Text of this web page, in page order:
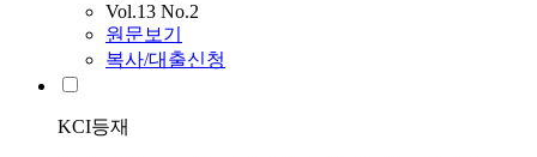
Vol.13 No.2
원문보기
복사/대출신청
KCI등재